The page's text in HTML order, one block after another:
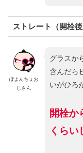
ストレート（開栓後
ぽよんちょお
じさん
グラスか
含んだら
いがひろ
開栓か
くらい